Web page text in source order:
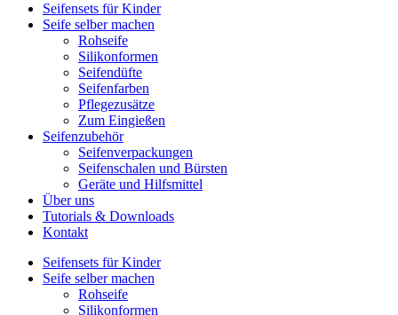
Seifensets für Kinder
Seife selber machen
Rohseife
Silikonformen
Seifendüfte
Seifenfarben
Pflegezusätze
Zum Eingießen
Seifenzubehör
Seifenverpackungen
Seifenschalen und Bürsten
Geräte und Hilfsmittel
Über uns
Tutorials & Downloads
Kontakt
Seifensets für Kinder
Seife selber machen
Rohseife
Silikonformen